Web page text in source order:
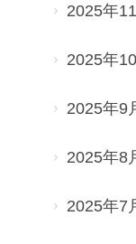
2025年
2025年
2025年9
2025年8
2025年7